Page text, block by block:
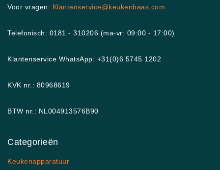
Voor vragen: Klantenservice@keukenbaas.com
Telefonisch: 0181 - 310206 (ma-vr: 09:00 - 17:00)
Klantenservice WhatsApp: +31(0)6 5745 1202
KVK nr.: 80968619
BTW nr.: NL004913576B90
Categorieën
Keukenapparatuur